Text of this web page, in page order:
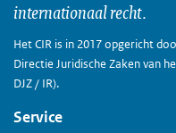
internationaal recht.
Het CIR is in 2017 opgericht
Directie Juridische Zaken van
DJZ / IR).
Service